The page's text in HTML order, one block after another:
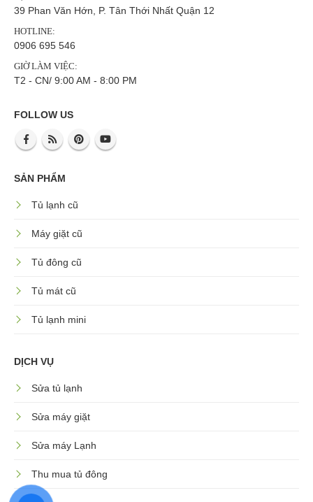
39 Phan Văn Hớn, P. Tân Thới Nhất Quận 12
HOTLINE:
0906 695 546
GIỜ LÀM VIỆC:
T2 - CN/ 9:00 AM - 8:00 PM
FOLLOW US
SẢN PHẨM
Tủ lạnh cũ
Máy giặt cũ
Tủ đông cũ
Tủ mát cũ
Tủ lạnh mini
DỊCH VỤ
Sửa tủ lạnh
Sửa máy giặt
Sửa máy Lạnh
Thu mua tủ đông